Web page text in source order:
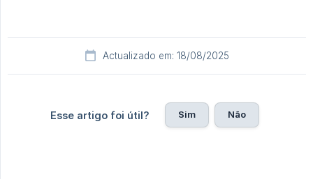
Actualizado em: 18/08/2025
Esse artigo foi útil? Sim Não